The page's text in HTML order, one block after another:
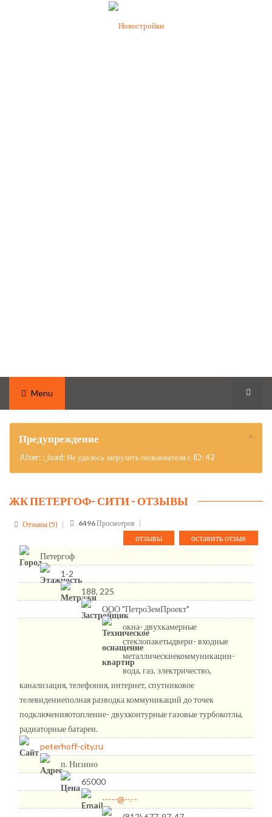
Menu
×
Предупреждение
JUser: :_load: Не удалось загрузить пользователя с ID: 42
ЖК ПЕТЕРГОФ- СИТИ - ОТЗЫВЫ
Отзывы (5) 6496Просмотров
отзывы
оставить отзыв
Петергоф
1-2
188, 225
ООО "ПетроЗемПроект"
окна- двухкамерные
стеклопакетыдвери- входные
металлическиекоммуникации-
вода, газ, электричество,
канализация, телефония, интернет, спутниковое
телевидениеполная разводка коммуникаций до точек
подключенияотопление- двухконтурные газовые турбокотлы,
радиаторные батареи.
peterhoff-city.ru
п. Низино
65000
-----@--.--